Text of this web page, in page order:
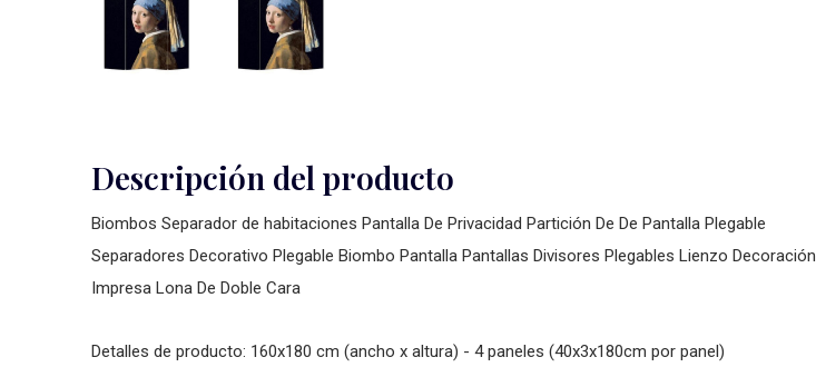
Descripción del producto
Biombos Separador de habitaciones Pantalla De Privacidad Partición De De Pantalla Plegable
Separadores Decorativo Plegable Biombo Pantalla Pantallas Divisores Plegables Lienzo Decoración
Impresa Lona De Doble Cara
Detalles de producto: 160x180 cm (ancho x altura) - 4 paneles (40x3x180cm por panel)